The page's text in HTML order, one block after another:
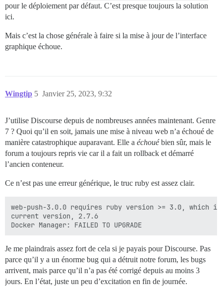
pour le déploiement par défaut. C’est presque toujours la solution
ici.
Mais c’est la chose générale à faire si la mise à jour de l’interface
graphique échoue.
Wingtip Janvier 25, 2023, 9:32
5
J’utilise Discourse depuis de nombreuses années maintenant. Genre
7 ? Quoi qu’il en soit, jamais une mise à niveau web n’a échoué de
manière catastrophique auparavant. Elle a échouébien sûr, mais le
forum a toujours repris vie car il a fait un rollback et démarré
l’ancien conteneur.
Ce n’est pas une erreur générique, le truc ruby est assez clair.
web-push-3.0.0 requires ruby version >= 3.0, which
current version, 2.7.6
Je me plaindrais assez fort de cela si je payais pour Discourse. Pas
parce qu’il y a un énorme bug qui a détruit notre forum, les bugs
arrivent, mais parce qu’il n’a pas été corrigé depuis au moins 3
jours. En l’état, juste un peu d’excitation en fin de journée.